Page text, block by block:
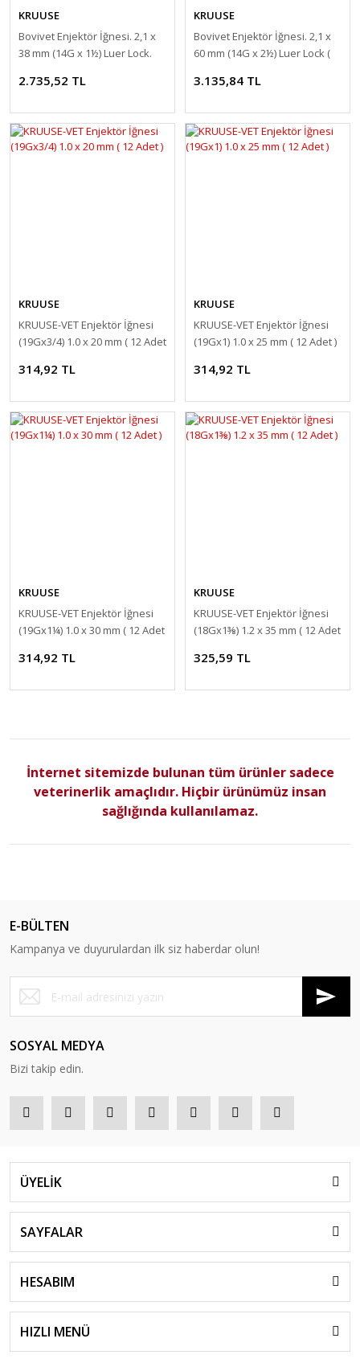
KRUUSE
Bovivet Enjektör İğnesi. 2,1 x
38 mm (14G x 1½) Luer Lock.
2.735,52 TL
KRUUSE
Bovivet Enjektör İğnesi. 2,1 x
60 mm (14G x 2½) Luer Lock (
3.135,84 TL
KRUUSE
KRUUSE-VET Enjektör İğnesi
(19Gx3/4) 1.0 x 20 mm ( 12 Adet
314,92 TL
KRUUSE
KRUUSE-VET Enjektör İğnesi
(19Gx1) 1.0 x 25 mm ( 12 Adet )
314,92 TL
KRUUSE
KRUUSE-VET Enjektör İğnesi
(19Gx1¼) 1.0 x 30 mm ( 12 Adet
314,92 TL
KRUUSE
KRUUSE-VET Enjektör İğnesi
(18Gx1⅜) 1.2 x 35 mm ( 12 Adet
325,59 TL
İnternet sitemizde bulunan tüm ürünler sadece
veterinerlik amaçlıdır. Hiçbir ürünümüz insan
sağlığında kullanılamaz.
E-BÜLTEN
Kampanya ve duyurulardan ilk siz haberdar olun!
SOSYAL MEDYA
Bizi takip edin.
ÜYELİK
SAYFALAR
HESABIM
HIZLI MENÜ